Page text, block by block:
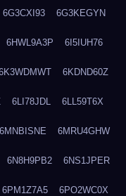
6G3CXI93 6G3KEGYN
6HWL9A3P 6I5IUH76
6KDND60Z
6LI78JDL 6LL59T6X
6MNBISNE 6MRU4GHW
6N8H9PB2 6NS1JPER
6PM1Z7A5 6PO2WC0X